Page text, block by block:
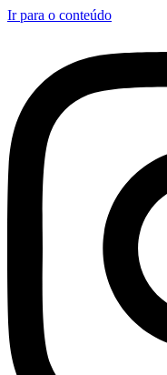
Ir para o conteúdo